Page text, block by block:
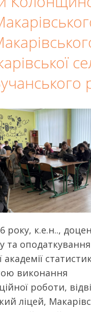
року, к.е.н..,
та оподаткування
академії
виконання
роботи,
ліцей,